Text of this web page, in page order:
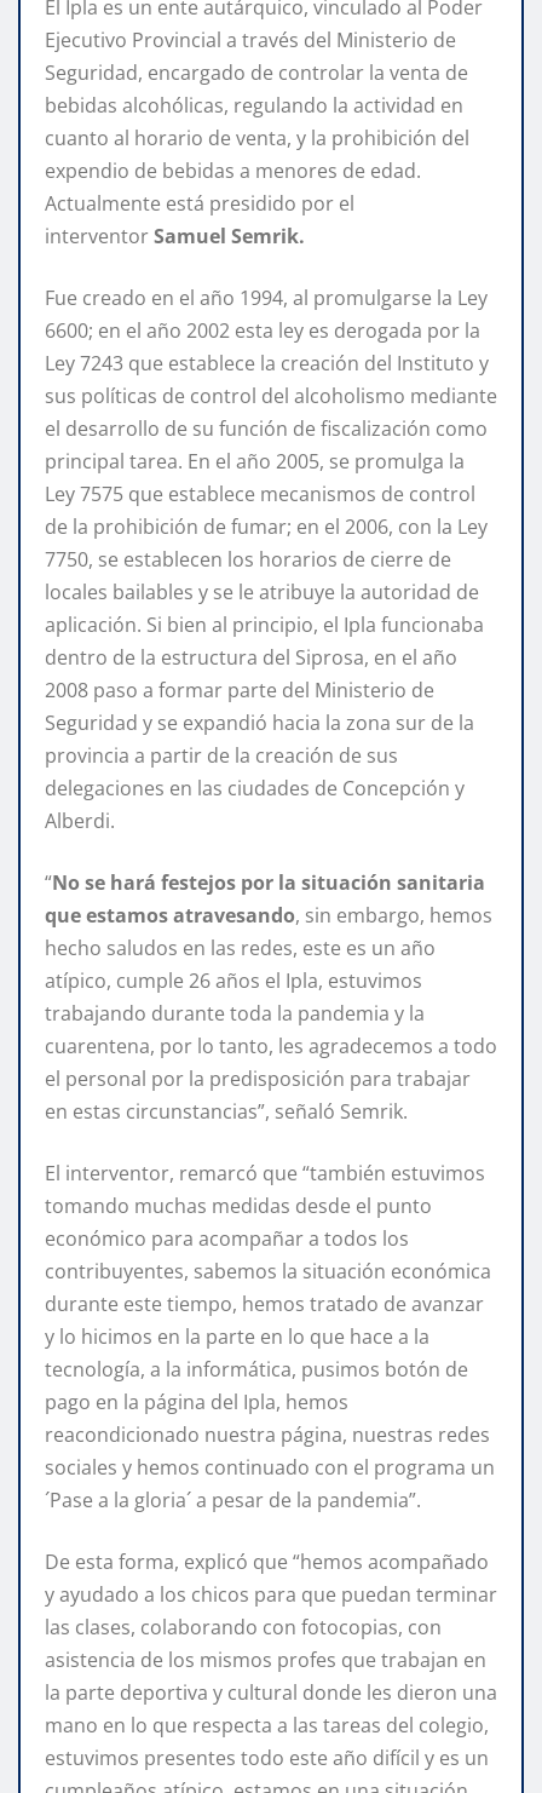
El Ipla es un ente autárquico, vinculado al Poder
Ejecutivo Provincial a través del Ministerio de
Seguridad, encargado de controlar la venta de
bebidas alcohólicas, regulando la actividad en
cuanto al horario de venta, y la prohibición del
expendio de bebidas a menores de edad.
Actualmente está presidido por el
interventorSamuel Semrik.
Fue creado en el año 1994, al promulgarse la Ley
6600; en el año 2002 esta ley es derogada por la
Ley 7243 que establece la creación del Instituto y
sus políticas de control del alcoholismo mediante
el desarrollo de su función de fiscalización como
principal tarea. En el año 2005, se promulga la
Ley 7575 que establece mecanismos de control
de la prohibición de fumar; en el 2006, con la Ley
7750, se establecen los horarios de cierre de
locales bailables y se le atribuye la autoridad de
aplicación. Si bien al principio, el Ipla funcionaba
dentro de la estructura del Siprosa, en el año
2008 paso a formar parte del Ministerio de
Seguridad y se expandió hacia la zona sur de la
provincia a partir de la creación de sus
delegaciones en las ciudades de Concepción y
Alberdi.
“No se hará festejos por la situación sanitaria
que estamos atravesando, sin embargo, hemos
hecho saludos en las redes, este es un año
atípico, cumple 26 años el Ipla, estuvimos
trabajando durante toda la pandemia y la
cuarentena, por lo tanto, les agradecemos a todo
el personal por la predisposición para trabajar
en estas circunstancias”, señaló Semrik.
El interventor, remarcó que “también estuvimos
tomando muchas medidas desde el punto
económico para acompañar a todos los
contribuyentes, sabemos la situación económica
durante este tiempo, hemos tratado de avanzar
y lo hicimos en la parte en lo que hace a la
tecnología, a la informática, pusimos botón de
pago en la página del Ipla, hemos
reacondicionado nuestra página, nuestras redes
sociales y hemos continuado con el programa un
´Pase a la gloria´ a pesar de la pandemia”.
De esta forma, explicó que “hemos acompañado
y ayudado a los chicos para que puedan terminar
las clases, colaborando con fotocopias, con
asistencia de los mismos profes que trabajan en
la parte deportiva y cultural donde les dieron una
mano en lo que respecta a las tareas del colegio,
estuvimos presentes todo este año difícil y es un